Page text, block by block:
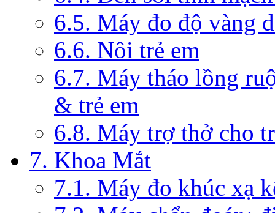
6.5. Máy đo độ vàng
6.6. Nôi trẻ em
6.7. Máy tháo lồng
& trẻ em
6.8. Máy trợ thở cho
7. Khoa Mắt
7.1. Máy đo khúc xạ